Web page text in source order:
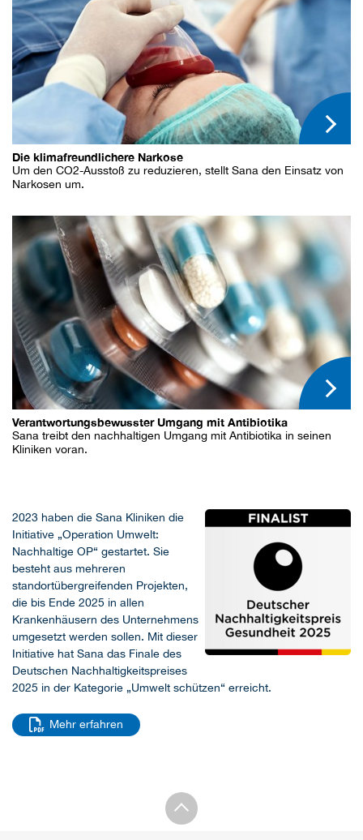
Die klimafreundlichere Narkose
Um den CO2-Ausstoß zu reduzieren, stellt Sana den Einsatz von
Narkosen um.
Verantwortungsbewusster Umgang mit Antibiotika
Sana treibt den nachhaltigen Umgang mit Antibiotika in seinen
Kliniken voran.
2023 haben die Sana Kliniken die
Initiative „Operation Umwelt:
Nachhaltige OP“ gestartet. Sie
besteht aus mehreren
standortübergreifenden Projekten,
die bis Ende 2025 in allen
Krankenhäusern des Unternehmens
umgesetzt werden sollen. Mit dieser
Initiative hat Sana das Finale des
Deutschen Nachhaltigkeitspreises
2025 in der Kategorie „Umwelt schützen“ erreicht.
Mehr erfahren